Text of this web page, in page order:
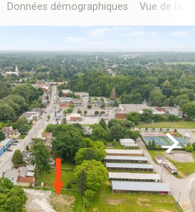
Données démographiques Vue de la
Next